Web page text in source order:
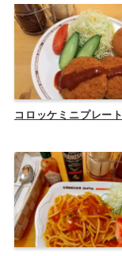
コロッケミニプレート